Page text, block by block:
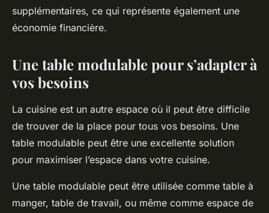
supplémentaires, ce qui représente également une
économie financière.
Une table modulable pour s’adapter à
vos besoins
La cuisine est un autre espace où il peut être difficile
de trouver de la place pour tous vos besoins. Une
table modulable peut être une excellente solution
pour maximiser l’espace dans votre cuisine.
Une table modulable peut être utilisée comme table à
manger, table de travail, ou même comme espace de